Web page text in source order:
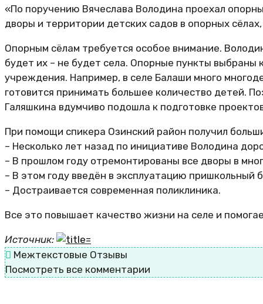
«По поручению Вячеслава Володина проехал
дворы и территории детских садов в опорных
Опорным сёлам требуется особое внимание.
будет их – не будет села. Опорные пункты выбраны
учреждения. Например, в селе Балаши много
готовится принимать большее количество детей.
Галяшкина вдумчиво подошла к подготовке
При помощи спикера Озинский район получил
– Несколько лет назад по инициативе Володина
– В прошлом году отремонтированы все дворы в
– В этом году введён в эксплуатацию пришкольный
– Достраивается современная поликлиника.
Все это повышает качество жизни на селе и
Источник:
Межтекстовые Отзывы
Посмотреть все комментарии